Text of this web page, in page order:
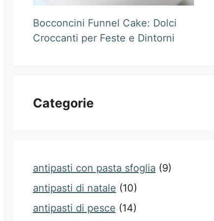
Bocconcini Funnel Cake: Dolci
Croccanti per Feste e Dintorni
Categorie
antipasti con pasta sfoglia (9)
antipasti di natale (10)
antipasti di pesce (14)